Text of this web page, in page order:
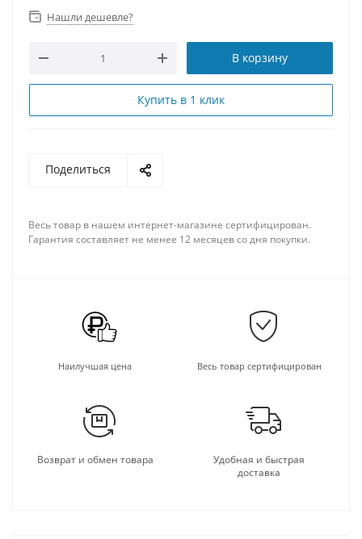
Нашли дешевле?
В корзину
Купить в 1 клик
Поделиться
Весь товар в нашем интернет-магазине сертифицирован.
Гарантия составляет не менее 12 месяцев со дня покупки.
Наилучшая цена Весь товар сертифицирован
Возврат и обмен товара
Удобная и быстрая
доставка